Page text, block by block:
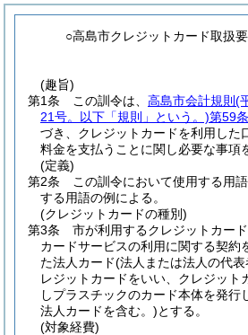
○高島市クレジットカード取扱
(趣旨)
第1条
この訓令は、 高島市会計規則 (
21号。以下「規則」という。)第59
づき、クレジットカードを利用した
料金を支払うことに関し必要な事項
(定義)
第2条
この訓令において使用する用語
する用語の例による。
(クレジットカードの種別)
第3条
市が利用するクレジットカー
カードサービスの利用に関する契約
た法人カード(法人または法人の代
レジットカードをいい、クレジット
しプラスチックのカード本体を発行
法人カードを含む。)とする。
(対象経費)